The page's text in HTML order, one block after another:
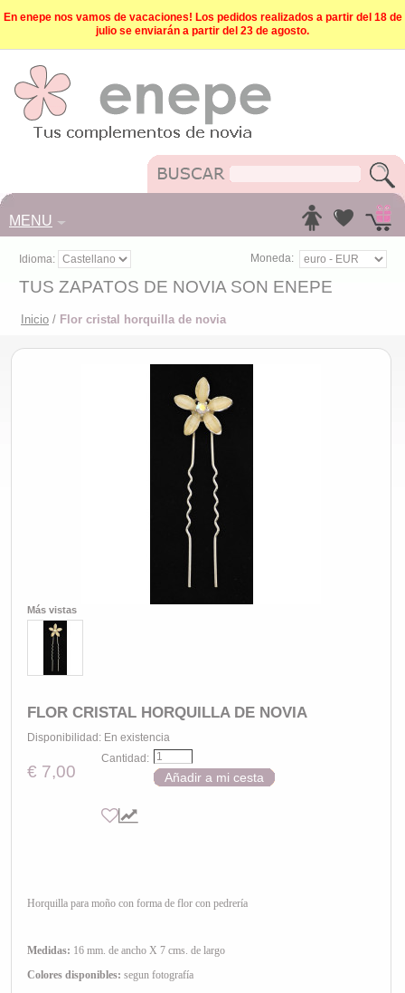
En enepe nos vamos de vacaciones! Los pedidos realizados a partir del 18 de
julio se enviarán a partir del 23 de agosto.
MENU
Idioma: Moneda:
TUS ZAPATOS DE NOVIA SON ENEPE
Inicio / Flor cristal horquilla de novia
Más vistas
FLOR CRISTAL HORQUILLA DE NOVIA
Disponibilidad: En existencia
€ 7,00
Cantidad:
Añadir a mi cesta
Horquilla para moño con forma de flor con pedrería
Medidas: 16 mm. de ancho X 7 cms. de largo
Colores disponibles: segun fotografía